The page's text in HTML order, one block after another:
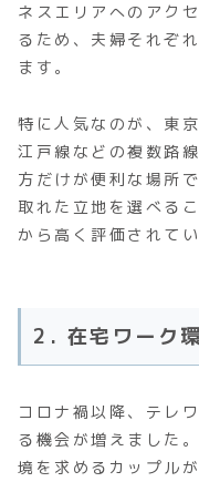
ネスエリアへのアク
るため、夫婦それぞ
ます。
特に人気なのが、東
江戸線などの複数路
方だけが便利な場所
取れた立地を選べる
から高く評価されてい
2. 在宅ワーク
コロナ禍以降、テレ
る機会が増えました
境を求めるカップル